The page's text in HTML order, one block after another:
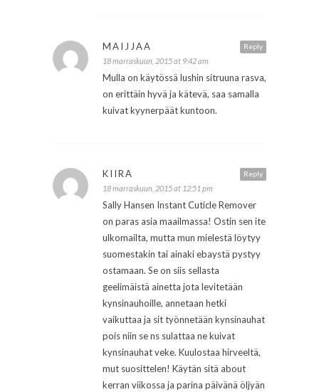
Reply
MAIJJAA
18 marraskuun, 2015 at 9:42 am
Mulla on käytössä lushin sitruuna rasva,
on erittäin hyvä ja kätevä, saa samalla
kuivat kyynerpäät kuntoon.
Reply
KIIRA
18 marraskuun, 2015 at 12:51 pm
Sally Hansen Instant Cuticle Remover
on paras asia maailmassa! Ostin sen ite
ulkomailta, mutta mun mielestä löytyy
suomestakin tai ainaki ebaystä pystyy
ostamaan. Se on siis sellasta
geelimäistä ainetta jota levitetään
kynsinauhoille, annetaan hetki
vaikuttaa ja sit työnnetään kynsinauhat
pois niin se ns sulattaa ne kuivat
kynsinauhat veke. Kuulostaa hirveeltä,
mut suosittelen! Käytän sitä about
kerran viikossa ja parina päivänä öljyän